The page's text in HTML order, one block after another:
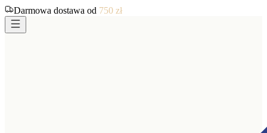
Darmowa dostawa od 750 zł